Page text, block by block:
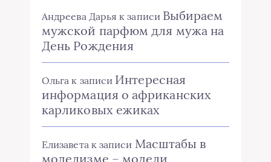
Андреева Дарья к записи Выбираем
мужской парфюм для мужа на
День Рождения
Ольга к записи Интересная
информация о африканских
карликовых ежиках
Елизаветак записи Масштабы в
моделизме – модели